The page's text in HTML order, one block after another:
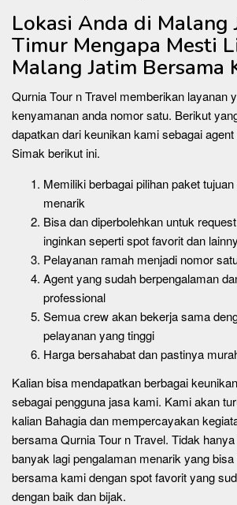
Lokasi Anda di Malang
Timur Mengapa Mesti
Malang Jatim Bersama
Qurnia Tour n Travel memberikan layanan
kenyamanan anda nomor satu. Berikut
dapatkan dari keunikan kami sebagai
Simak berikut ini.
Memiliki berbagai pilihan paket
menarik
Bisa dan diperbolehkan untuk
inginkan seperti spot favorit dan
Pelayanan ramah menjadi nomor
Agent yang sudah berpengalaman
professional
Semua crew akan bekerja sama
pelayanan yang tinggi
Harga bersahabat dan pastinya
Kalian bisa mendapatkan berbagai
sebagai pengguna jasa kami. Kami akan
kalian Bahagia dan mempercayakan
bersama Qurnia Tour n Travel. Tidak
banyak lagi pengalaman menarik yang
bersama kami dengan spot favorit yang
dengan baik dan bijak.